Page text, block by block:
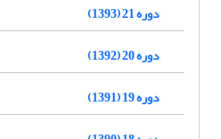
دوره 21 (1393)
دوره 20 (1392)
دوره 19 (1391)